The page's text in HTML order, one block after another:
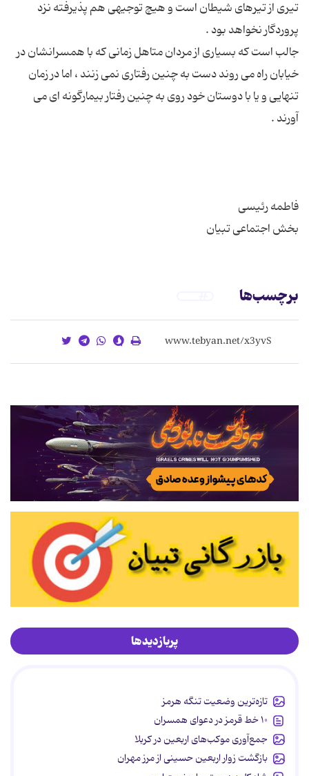
تیری از تیرهای شیطان است و هیچ توجیهی هم پذیرفته نزد
جالب است كه بسیاری از مردان متاهل زمانی كه با همسرانشان در
خیابان راه می روند دست به چنین رفتاری نمی زنند ، اما در زمان
تنهایی و یا با دوستان خود روی به چنین رفتار بیمارگونه ای می
بخش اجتماعی تبیان
برچسب‌ها
پربازدیدها
تازه‌ترین وضعیت تنگه هرمز
۱۰ خط قرمز در دعوای همسران
جمع‌آوری موکب‌های اربعین در کربلا
بازگشت زوار اربعین حسینی از مرز مهران